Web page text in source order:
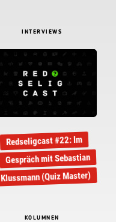
INTERVIEWS
Redseligcast #22: Im
Gespräch mit Sebastian
Klussmann (Quiz Master)
KOLUMNEN